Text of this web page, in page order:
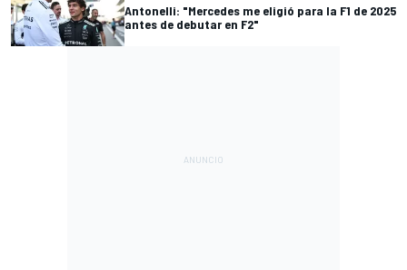
Antonelli: "Mercedes me eligió para la F1 de 2025
antes de debutar en F2"